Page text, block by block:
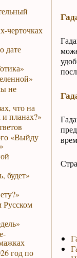
черточках
дате
не
что на
планах?»
«Выйду
будет»
Русском
год по